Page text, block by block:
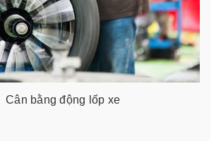
Cân bằng động lốp xe